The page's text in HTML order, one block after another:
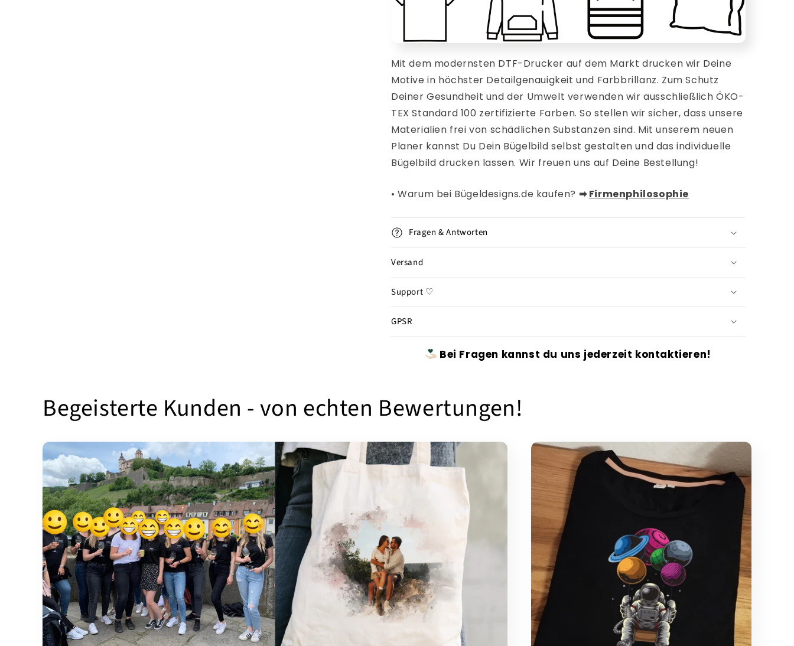
Mit dem modernsten DTF-Drucker auf dem Markt drucken wir Deine
Motive in höchster Detailgenauigkeit und Farbbrillanz. Zum Schutz
Deiner Gesundheit und der Umwelt verwenden wir ausschließlich ÖKO-
TEX Standard 100 zertifizierte Farben. So stellen wir sicher, dass unsere
Materialien frei von schädlichen Substanzen sind. Mit unserem neuen
Planer kannst Du Dein Bügelbild selbst gestalten und das individuelle
Bügelbild drucken lassen. Wir freuen uns auf Deine Bestellung!
• Warum bei Bügeldesigns.de kaufen? ➡︎Firmenphilosophie
Fragen & Antworten
Versand
Support ♡
GPSR
Bei Fragen kannst du uns jederzeit kontaktieren!
Begeisterte Kunden - von echten Bewertungen!